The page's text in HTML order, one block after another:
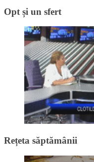
Opt și un sfert
Rețeta săptămânii